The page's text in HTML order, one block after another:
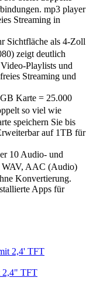
mp3 player
Streaming in
Sichtfläche als 4-Zoll
zeigt deutlich
Playlists und
Streaming und
Karte = 25.000
so viel wie
speichern Sie bis
auf 1TB für
10 Audio- und
WAV, AAC (Audio)
Konvertierung.
Apps für
2,4" TFT